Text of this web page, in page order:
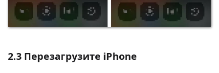
2.3 Перезагрузите iPhone